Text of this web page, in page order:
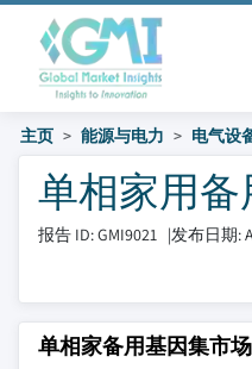
主页 能源与电力 电气设
单相家用备
报告 ID: GMI9021 |发布日期:
单相家备用基因集市